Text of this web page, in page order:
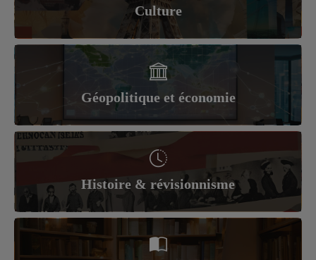
Culture
Géopolitique et économie
Histoire & révisionnisme